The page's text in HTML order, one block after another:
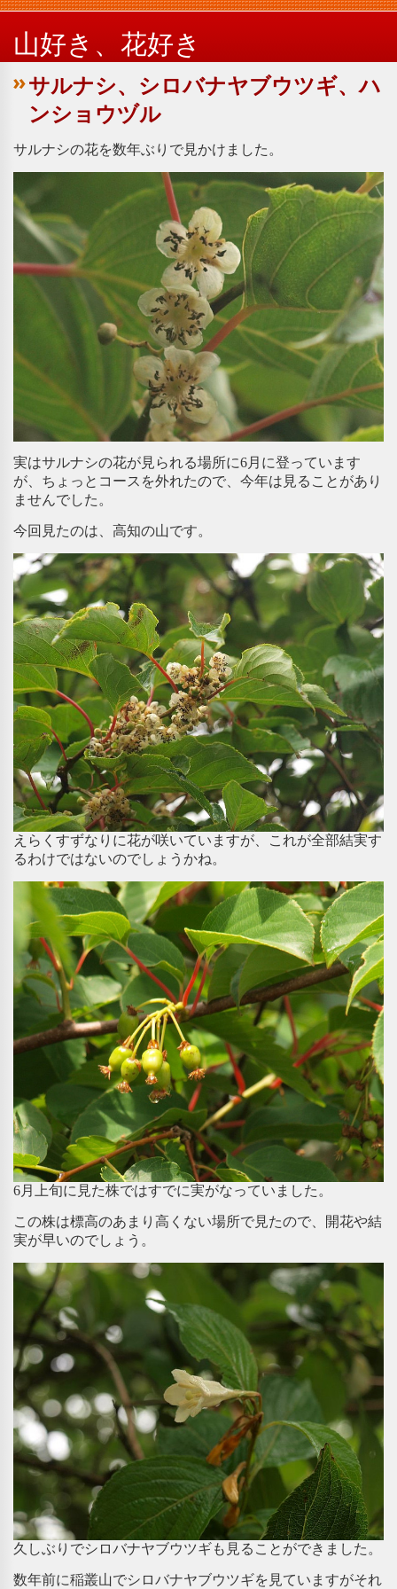
山好き、花好き
サルナシ、シロバナヤブウツギ、ハ
ンショウヅル
サルナシの花を数年ぶりで見かけました。
実はサルナシの花が見られる場所に6月に登っています
が、ちょっとコースを外れたので、今年は見ることがあり
ませんでした。
今回見たのは、高知の山です。
えらくすずなりに花が咲いていますが、これが全部結実す
るわけではないのでしょうかね。
6月上旬に見た株ではすでに実がなっていました。
この株は標高のあまり高くない場所で見たので、開花や結
実が早いのでしょう。
久しぶりでシロバナヤブウツギも見ることができました。
数年前に稲叢山でシロバナヤブウツギを見ていますがそれ